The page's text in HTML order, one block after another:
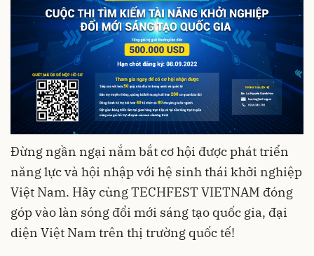
Đừng ngần ngại nắm bắt cơ hội được phát triển
năng lực và hội nhập với hệ sinh thái khởi nghiệp
Việt Nam. Hãy cùng TECHFEST VIETNAM đóng
góp vào làn sóng đổi mới sáng tạo quốc gia, đại
diện Việt Nam trên thị trường quốc tế!